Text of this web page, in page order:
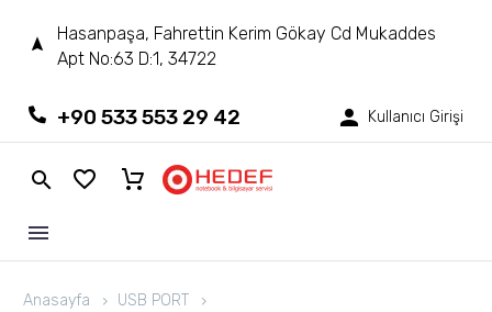
Hasanpaşa, Fahrettin Kerim Gökay Cd Mukaddes
Apt No:63 D:1, 34722
+90 533 553 29 42 Kullanıcı Girişi
Anasayfa
USB PORT